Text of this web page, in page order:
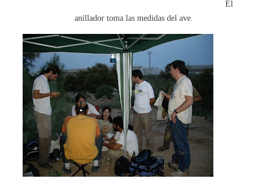
El
anillador toma las medidas del ave.